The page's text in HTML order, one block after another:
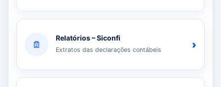
Relatórios – Siconfi
Extratos das declarações contábeis ›